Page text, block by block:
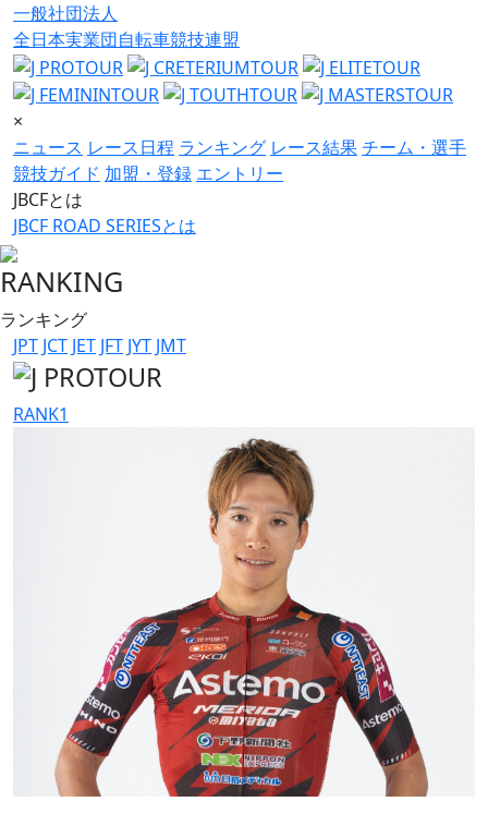
一般社団法人
全日本実業団自転車競技連盟
×
ニュース レース日程 ランキング レース結果チーム・選手
競技ガイド 加盟・登録 エントリー
JBCFとは
JBCF ROAD SERIESとは
RANKING
ランキング
JPT JCT JET JFT JYT JMT
RANK1